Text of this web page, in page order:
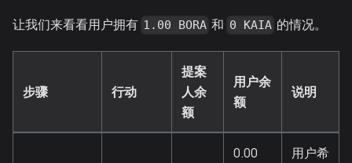
让我们来看看用户拥有 1.00 BORA 和 0 KAIA 的情况。
步骤 行动
提案
人余
额
用户余
额
说明
0.00
用户希